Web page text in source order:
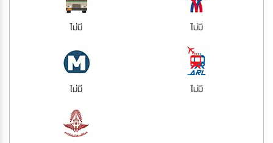
ไม่มี ไม่มี
ไม่มี ไม่มี